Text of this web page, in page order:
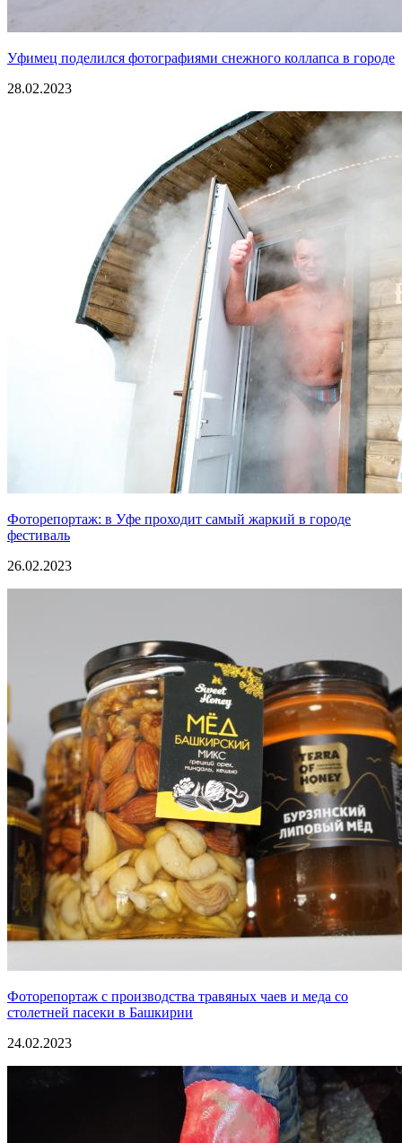
Уфимец поделился фотографиями снежного коллапса в городе
28.02.2023
Фоторепортаж: в Уфе проходит самый жаркий в городе
фестиваль
26.02.2023
Фоторепортаж с производства травяных чаев и меда со
столетней пасеки в Башкирии
24.02.2023